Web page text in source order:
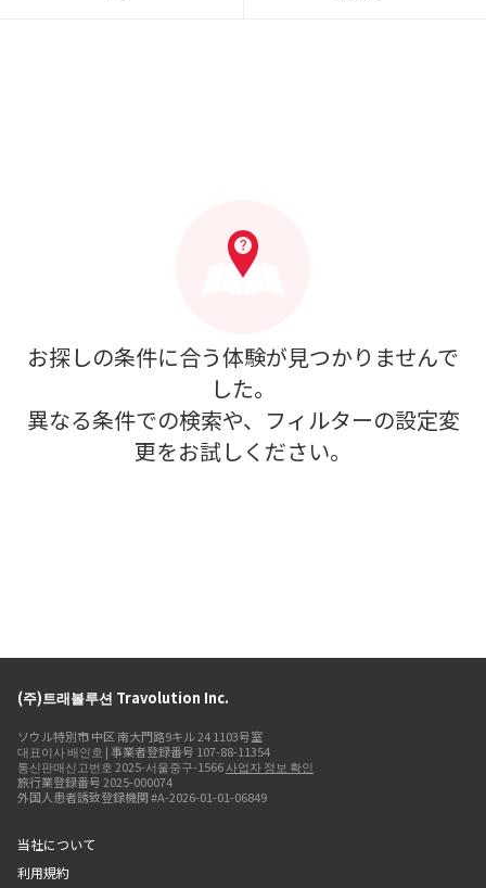
お探しの条件に合う体験が見つかりませんで
した。
異なる条件での検索や、フィルターの設定変
更をお試しください。
(주)트래볼루션 Travolution Inc.
ソウル特別市 中区 南大門路9キル 24 1103号室
대표이사 배인호 | 事業者登録番号 107-88-11354
통신판매신고번호 2025-서울중구-1566사업자 정보 확인
旅行業登録番号 2025-000074
外国人患者誘致登録機関 #A-2026-01-01-06849
当社について
利用規約